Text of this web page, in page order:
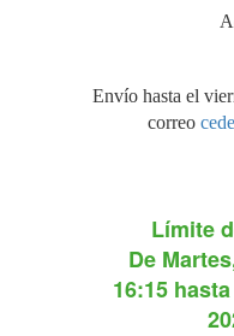
Envío hasta el
correo
Límite
De
16:15 hasta